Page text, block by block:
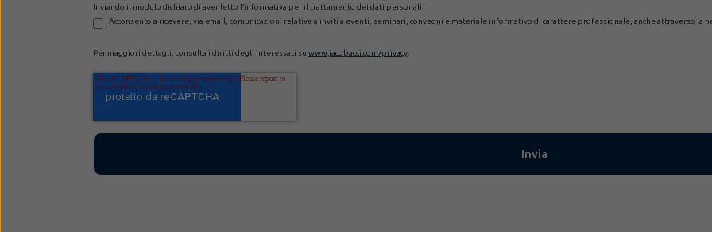
Inviando il modulo dichiaro di aver letto l’informativa per il trattamento dei dati personali.
Acconsento a ricevere, via email, comunicazioni relative a inviti a eventi, seminari, convegni e materiale informativo di carattere professionale, anche attraverso la
Per maggiori dettagli, consulta i diritti degli interessati su www.jacobacci.com/privacy